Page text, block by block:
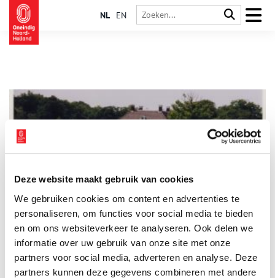
Deze website maakt gebruik van cookies
We gebruiken cookies om content en advertenties te
personaliseren, om functies voor social media te bieden
en om ons websiteverkeer te analyseren. Ook delen we
informatie over uw gebruik van onze site met onze
partners voor social media, adverteren en analyse. Deze
partners kunnen deze gegevens combineren met andere
NL EN
Ipenrode is één van de weinige landgoederen die is ontsnapt
aan de bebouwing met appartementen of zorginstellingen. De
buitenplaats tussen Herenweg en Leidse Vaart is een mooi
voorbeeld van een van de kleinere buitens in Noord-Holland.